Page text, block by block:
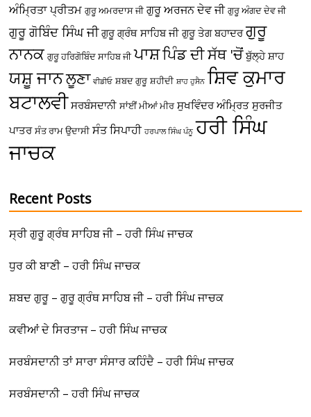
ਅੰਮ੍ਰਿਤਾ ਪ੍ਰੀਤਮ ਗੁਰੂ ਅਮਰਦਾਸ ਜੀ ਗੁਰੂ ਅਰਜਨ ਦੇਵ ਜੀ ਗੁਰੂ ਅੰਗਦ ਦੇਵ ਜੀ
ਗੁਰੂ ਗੋਬਿੰਦ ਸਿੰਘ ਜੀ ਗੁਰੂ ਗ੍ਰੰਥ ਸਾਹਿਬ ਜੀ ਗੁਰੂ ਤੇਗ ਬਹਾਦਰ ਗੁਰੂ
ਨਾਨਕ ਗੁਰੂ ਹਰਿਗੋਬਿੰਦ ਸਾਹਿਬ ਜੀ ਪਾਸ਼ਪਿੰਡ ਦੀ ਸੱਥ 'ਚੋਂ ਬੁੱਲ੍ਹੇ ਸ਼ਾਹ
ਯਸ਼ੂ ਜਾਨਲੂਣਾ ਵੀਡੀਓ ਸ਼ਬਦ ਗੁਰੂ ਸ਼ਹੀਦੀ ਸ਼ਾਹ ਹੁਸੈਨ ਸ਼ਿਵ ਕੁਮਾਰ
ਬਟਾਲਵੀ ਸਰਬੰਸਦਾਨੀ ਸਾਂਈਂ ਮੀਆਂ ਮੀਰ ਸੁਖਵਿੰਦਰ ਅੰਮ੍ਰਿਤ ਸੁਰਜੀਤ
ਪਾਤਰ ਸੰਤ ਰਾਮ ਉਦਾਸੀ ਸੰਤ ਸਿਪਾਹੀ ਹਰਪਾਲ ਸਿੰਘ ਪੰਨੂ ਹਰੀ ਸਿੰਘ
ਜਾਚਕ
Recent Posts
ਸ੍ਰੀ ਗੁਰੂ ਗ੍ਰੰਥ ਸਾਹਿਬ ਜੀ – ਹਰੀ ਸਿੰਘ ਜਾਚਕ
ਧੁਰ ਕੀ ਬਾਣੀ – ਹਰੀ ਸਿੰਘ ਜਾਚਕ
ਸ਼ਬਦ ਗੁਰੂ – ਗੁਰੂ ਗ੍ਰੰਥ ਸਾਹਿਬ ਜੀ – ਹਰੀ ਸਿੰਘ ਜਾਚਕ
ਕਵੀਆਂ ਦੇ ਸਿਰਤਾਜ – ਹਰੀ ਸਿੰਘ ਜਾਚਕ
ਸਰਬੰਸਦਾਨੀ ਤਾਂ ਸਾਰਾ ਸੰਸਾਰ ਕਹਿੰਦੈ – ਹਰੀ ਸਿੰਘ ਜਾਚਕ
ਸਰਬੰਸਦਾਨੀ – ਹਰੀ ਸਿੰਘ ਜਾਚਕ